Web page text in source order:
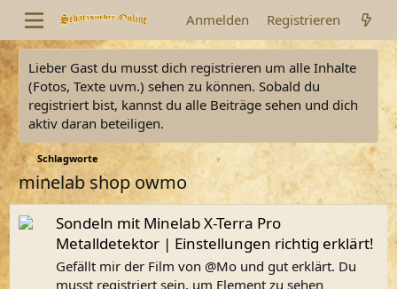
Anmelden Registrieren
Lieber Gast du musst dich registrieren um alle Inhalte
(Fotos, Texte uvm.) sehen zu können. Sobald du
registriert bist, kannst du alle Beiträge sehen und dich
aktiv daran beteiligen.
Schlagworte
minelab shop owmo
Sondeln mit Minelab X-Terra Pro
Metalldetektor | Einstellungen richtig erklärt!
Gefällt mir der Film von @Mo und gut erklärt. Du
musst registriert sein, um Element zu sehen